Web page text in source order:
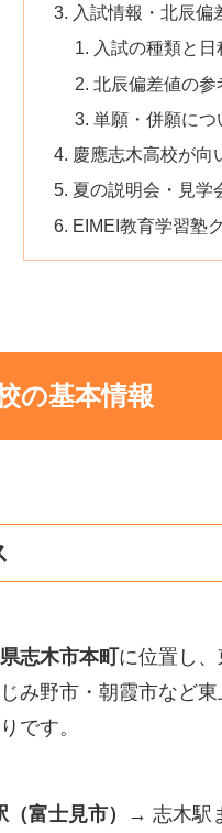
入試情報・北辰偏
入試の種類と日
北辰偏差値の参
単願・併願につ
慶應志木高校が向
夏の説明会・見学
EIMEI教育学習塾
の基本情報
志木市本町に位置し
み野市・朝霞市など
です。
富士見市）
→ 志木駅